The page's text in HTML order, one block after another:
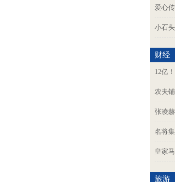
爱心
小石
财经
12亿
农夫
张凌
名将
皇家
旅游